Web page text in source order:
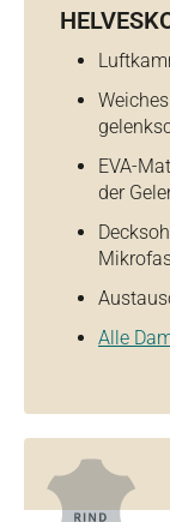
EVA-
der
Alle